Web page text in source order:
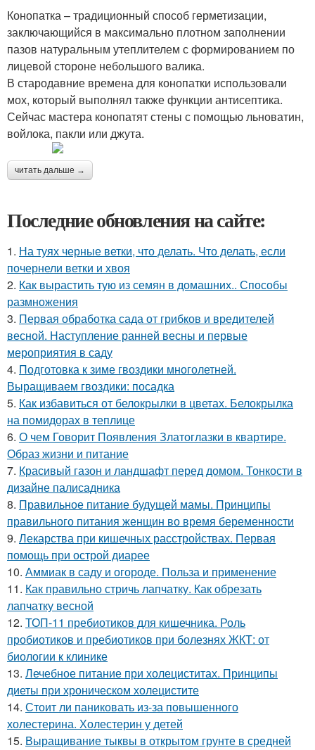
Конопатка – традиционный способ герметизации,
заключающийся в максимально плотном заполнении
пазов натуральным утеплителем с формированием по
лицевой стороне небольшого валика.
В стародавние времена для конопатки использовали
мох, который выполнял также функции антисептика.
Сейчас мастера конопатят стены с помощью льноватин,
войлока, пакли или джута.
читать дальше →
Последние обновления на сайте:
1. На туях черные ветки, что делать. Что делать, если
почернели ветки и хвоя
2. Как вырастить тую из семян в домашних.. Способы
размножения
3. Первая обработка сада от грибков и вредителей
весной. Наступление ранней весны и первые
мероприятия в саду
4. Подготовка к зиме гвоздики многолетней.
Выращиваем гвоздики: посадка
5. Как избавиться от белокрылки в цветах. Белокрылка
на помидорах в теплице
6. О чем Говорит Появления Златоглазки в квартире.
Образ жизни и питание
7. Красивый газон и ландшафт перед домом. Тонкости в
дизайне палисадника
8. Правильное питание будущей мамы. Принципы
правильного питания женщин во время беременности
9. Лекарства при кишечных расстройствах. Первая
помощь при острой диарее
10. Аммиак в саду и огороде. Польза и применение
11. Как правильно стричь лапчатку. Как обрезать
лапчатку весной
12. ТОП-11 пребиотиков для кишечника. Роль
пробиотиков и пребиотиков при болезнях ЖКТ: от
биологии к клинике
13. Лечебное питание при холециститах. Принципы
диеты при хроническом холецистите
14. Стоит ли паниковать из-за повышенного
холестерина. Холестерин у детей
15. Выращивание тыквы в открытом грунте в средней